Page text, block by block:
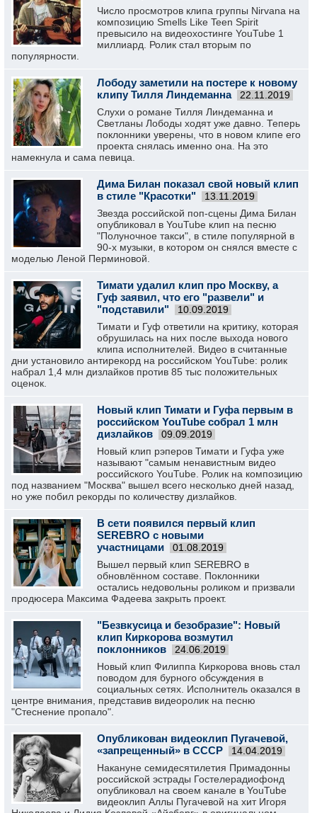
Число просмотров клипа группы Nirvana на
композицию Smells Like Teen Spirit
превысило на видеохостинге YouTube 1
миллиард. Ролик стал вторым по
популярности.
Лободу заметили на постере к новому
клипу Тилля Линдеманна
22.11.2019
Слухи о романе Тилля Линдеманна и
Светланы Лободы ходят уже давно. Теперь
поклонники уверены, что в новом клипе его
проекта снялась именно она. На это
намекнула и сама певица.
Дима Билан показал свой новый клип
в стиле "Красотки"
13.11.2019
Звезда российской поп-сцены Дима Билан
опубликовал в YouTube клип на песню
"Полуночное такси", в стиле популярной в
90-х музыки, в котором он снялся вместе с
моделью Леной Перминовой.
Тимати удалил клип про Москву, а
Гуф заявил, что его "развели" и
"подставили"
10.09.2019
Тимати и Гуф ответили на критику, которая
обрушилась на них после выхода нового
клипа исполнителей. Видео в считанные
дни установило антирекорд на российском YouTube: ролик
набрал 1,4 млн дизлайков против 85 тыс положительных
оценок.
Новый клип Тимати и Гуфа первым в
российском YouTube собрал 1 млн
дизлайков
09.09.2019
Новый клип рэперов Тимати и Гуфа уже
называют "самым ненавистным видео
российского YouTube. Ролик на композицию
под названием "Москва" вышел всего несколько дней назад,
но уже побил рекорды по количеству дизлайков.
В сети появился первый клип
SEREBRO с новыми
участницами
01.08.2019
Вышел первый клип SEREBRO в
обновлённом составе. Поклонники
остались недовольны роликом и призвали
продюсера Максима Фадеева закрыть проект.
"Безвкусица и безобразие": Новый
клип Киркорова возмутил
поклонников
24.06.2019
Новый клип Филиппа Киркорова вновь стал
поводом для бурного обсуждения в
социальных сетях. Исполнитель оказался в
центре внимания, представив видеоролик на песню
"Стеснение пропало".
Опубликован видеоклип Пугачевой,
«запрещенный» в СССР
14.04.2019
Накануне семидесятилетия Примадонны
российской эстрады Гостелерадиофонд
опубликовал на своем канале в YouTube
видеоклип Аллы Пугачевой на хит Игоря